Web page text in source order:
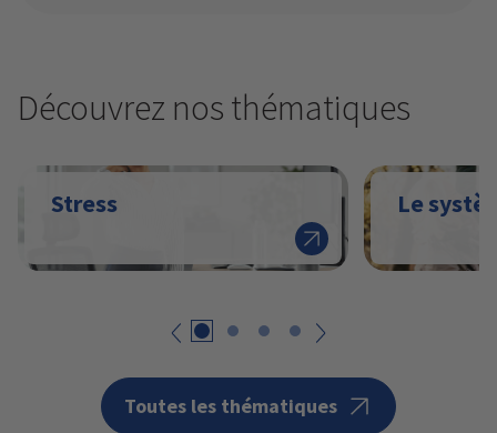
Découvrez nos thématiques
Stress Le
Toutes les thématiques